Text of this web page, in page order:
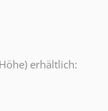
erhältlich: